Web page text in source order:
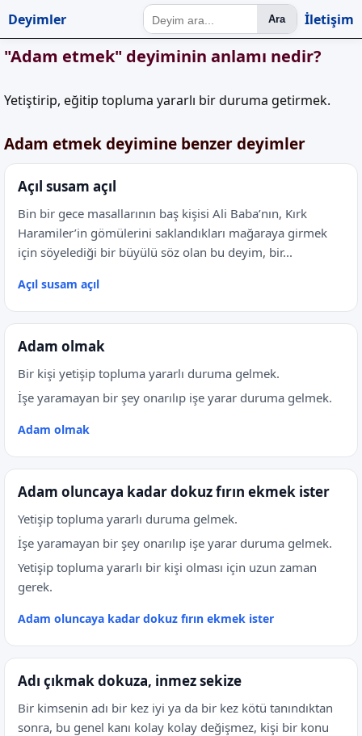
Deyimler Ara İletişim
"Adam etmek" deyiminin anlamı nedir?
Yetiştirip, eğitip topluma yararlı bir duruma getirmek.
Adam etmek deyimine benzer deyimler
Açıl susam açıl
Bin bir gece masallarının baş kişisi Ali Baba’nın, Kırk
Haramiler’in gömülerini saklandıkları mağaraya girmek
için söyelediği bir büyülü söz olan bu deyim, bir...
Açıl susam açıl
Adam olmak
Bir kişi yetişip topluma yararlı duruma gelmek.
İşe yaramayan bir şey onarılıp işe yarar duruma gelmek.
Adam olmak
Adam oluncaya kadar dokuz fırın ekmek ister
Yetişip topluma yararlı duruma gelmek.
İşe yaramayan bir şey onarılıp işe yarar duruma gelmek.
Yetişip topluma yararlı bir kişi olması için uzun zaman
gerek.
Adam oluncaya kadar dokuz fırın ekmek ister
Adı çıkmak dokuza, inmez sekize
Bir kimsenin adı bir kez iyi ya da bir kez kötü tanındıktan
sonra, bu genel kanı kolay kolay değişmez, kişi bir konu